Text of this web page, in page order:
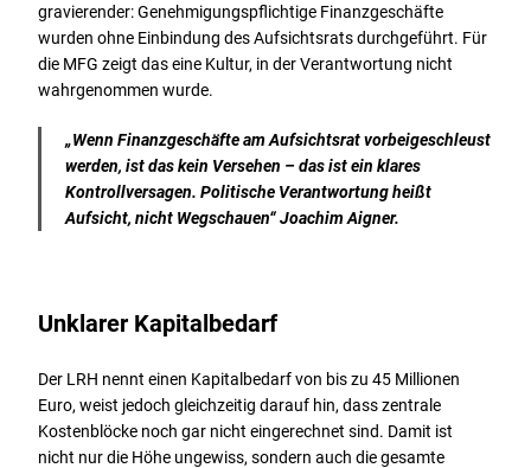
gravierender: Genehmigungspflichtige Finanzgeschäfte
wurden ohne Einbindung des Aufsichtsrats durchgeführt. Für
die MFG zeigt das eine Kultur, in der Verantwortung nicht
wahrgenommen wurde.
„Wenn Finanzgeschäfte am Aufsichtsrat vorbeigeschleust
werden, ist das kein Versehen – das ist ein klares
Kontrollversagen. Politische Verantwortung heißt
Aufsicht, nicht Wegschauen“ Joachim Aigner.
Unklarer Kapitalbedarf
Der LRH nennt einen Kapitalbedarf von bis zu 45 Millionen
Euro, weist jedoch gleichzeitig darauf hin, dass zentrale
Kostenblöcke noch gar nicht eingerechnet sind. Damit ist
nicht nur die Höhe ungewiss, sondern auch die gesamte